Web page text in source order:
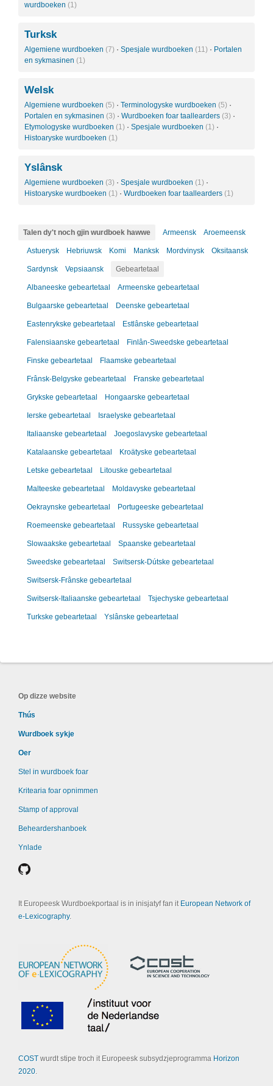
wurdboeken (1)
Turksk
Algemiene wurdboeken (7) · Spesjale wurdboeken (11) · Portalen
en sykmasinen (1)
Welsk
Algemiene wurdboeken (5) · Terminologyske wurdboeken (5) ·
Portalen en sykmasinen (3) · Wurdboeken foar taallearders (3) ·
Etymologyske wurdboeken (1) · Spesjale wurdboeken (1) ·
Histoaryske wurdboeken (1)
Yslânsk
Algemiene wurdboeken (3) · Spesjale wurdboeken (1) ·
Histoaryske wurdboeken (1) · Wurdboeken foar taallearders (1)
Talen dy't noch gjin wurdboek hawwe Armeensk Aroemeensk
Astuerysk Hebriuwsk Komi Manksk Mordvinysk Oksitaansk
Sardynsk Vepsiaansk Gebeartetaal
Albaneeske gebeartetaal Armeenske gebeartetaal
Bulgaarske gebeartetaal Deenske gebeartetaal
Eastenrykske gebeartetaal Estlânske gebeartetaal
Falensiaanske gebeartetaal Finlân-Sweedske gebeartetaal
Finske gebeartetaal Flaamske gebeartetaal
Frânsk-Belgyske gebeartetaal Franske gebeartetaal
Grykske gebeartetaal Hongaarske gebeartetaal
Ierske gebeartetaal Israelyske gebeartetaal
Italiaanske gebeartetaal Joegoslavyske gebeartetaal
Katalaanske gebeartetaal Kroätyske gebeartetaal
Letske gebeartetaal Litouske gebeartetaal
Malteeske gebeartetaal Moldavyske gebeartetaal
Oekraynske gebeartetaal Portugeeske gebeartetaal
Roemeenske gebeartetaal Russyske gebeartetaal
Slowaakske gebeartetaal Spaanske gebeartetaal
Sweedske gebeartetaal Switsersk-Dútske gebeartetaal
Switsersk-Frânske gebeartetaal
Switsersk-Italiaanske gebeartetaal Tsjechyske gebeartetaal
Turkske gebeartetaal Yslânske gebeartetaal
Op dizze website
Thús
Wurdboek sykje
Oer
Stel in wurdboek foar
Kritearia foar opnimmen
Stamp of approval
Beheardershanboek
Ynlade
It Europeesk Wurdboekportaal is in inisjatyf fan it European Network of
e-Lexicography.
COSTwurdt stipe troch it Europeesk subsydzjeprogramma Horizon
2020.